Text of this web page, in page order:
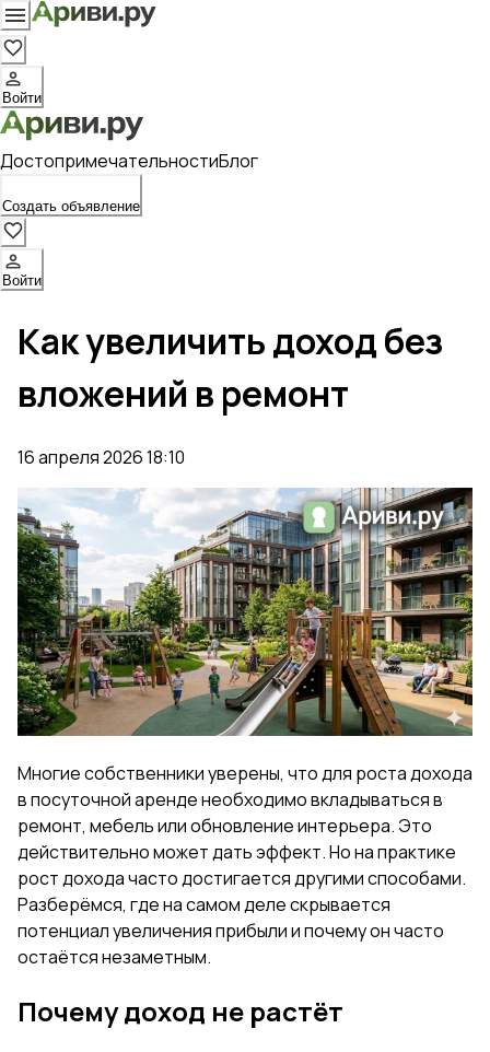
Войти
ДостопримечательностиБлог
Создать объявление
Войти
Как увеличить доход без
вложений в ремонт
16 апреля 2026 18:10
Многие собственники уверены, что для роста дохода
в посуточной аренде необходимо вкладываться в
ремонт, мебель или обновление интерьера. Это
действительно может дать эффект. Но на практике
рост дохода часто достигается другими способами.
Разберёмся, где на самом деле скрывается
потенциал увеличения прибыли и почему он часто
остаётся незаметным.
Почему доход не растёт